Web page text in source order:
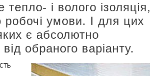
і волого ізоляція,
умови. І для цих
є абсолютно
обраного варіанту.